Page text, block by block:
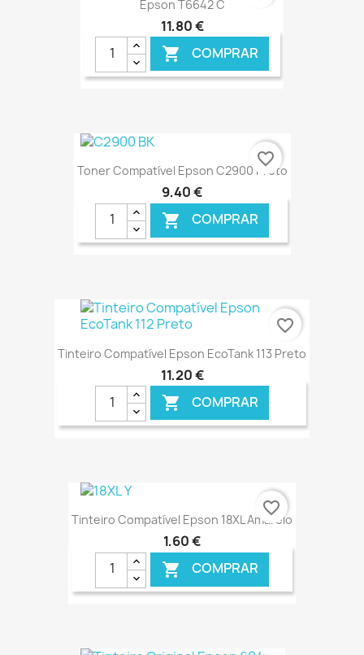
Epson T6642 C
11,80 €
 COMPRAR
€ ONLINE
Toner Compatível Epson C2900 Preto
9,40 €
 COMPRAR
€ ONLINE
favorite_border
Tinteiro Compatível Epson EcoTank 113 Preto
11,20 €
 COMPRAR
favorite_border
Tinteiro Compatível Epson 18XL Amarelo
1,60 €
 COMPRAR
favorite_border